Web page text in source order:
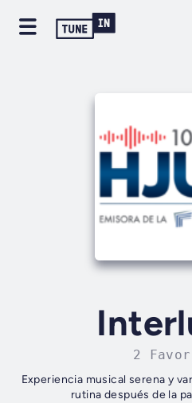
2
Experiencia musical serena y
rutina después de la